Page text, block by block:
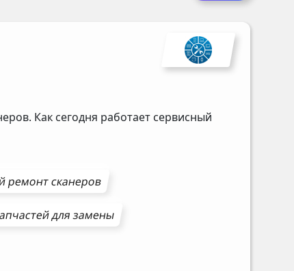
Как сегодня работает сервисный
ремонтсканеров
для замены